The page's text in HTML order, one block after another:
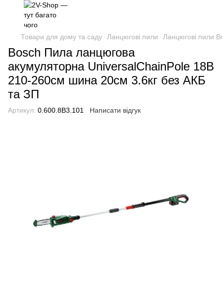
Товари для дому та саду Ланцюгові пили Ланцюгові пили
Bosch Пила ланцюгова
акумуляторна UniversalChainPole 18В
210-260см шина 20см 3.6кг без АКБ
та ЗП
Артикул: 0.600.8B3.101 Написати відгук